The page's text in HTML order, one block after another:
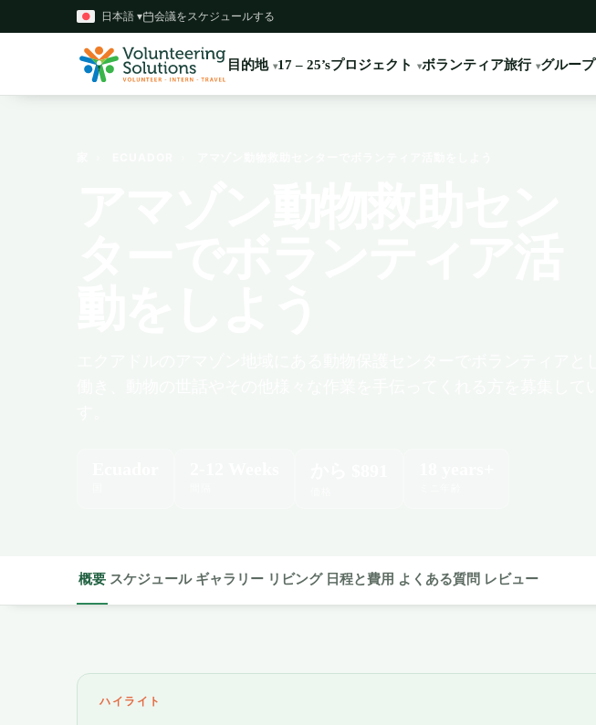
日本語 ▾ 会議をスケジュールする
目的地 17 – 25’sプロジェクト ボランティア旅行 グループ
概要 スケジュール ギャラリー リビング 日程と費用 よくある質問 レビュー
ハイライト